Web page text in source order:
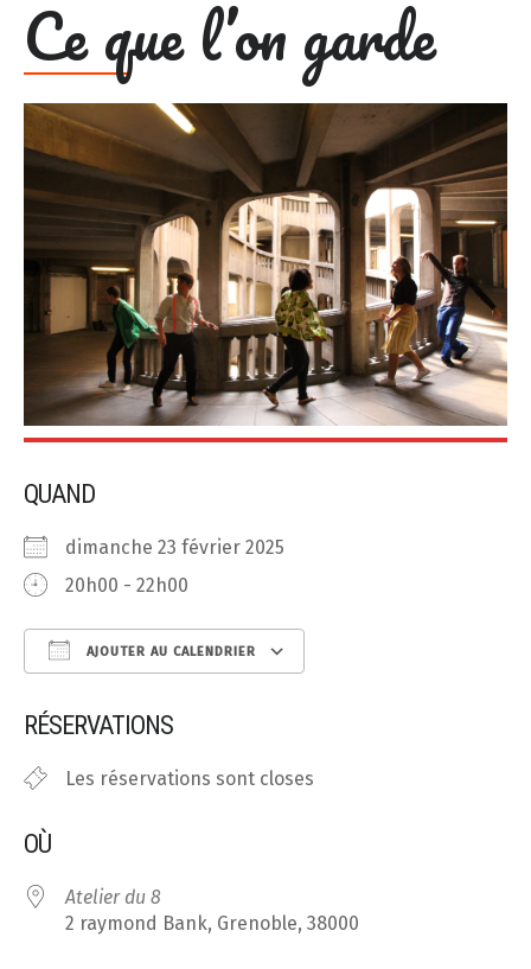
Ce que l’on garde
QUAND
dimanche 23 février 2025
20h00 - 22h00
AJOUTER AU CALENDRIER
RÉSERVATIONS
Les réservations sont closes
OÙ
Atelier du 8
2 raymond Bank, Grenoble, 38000